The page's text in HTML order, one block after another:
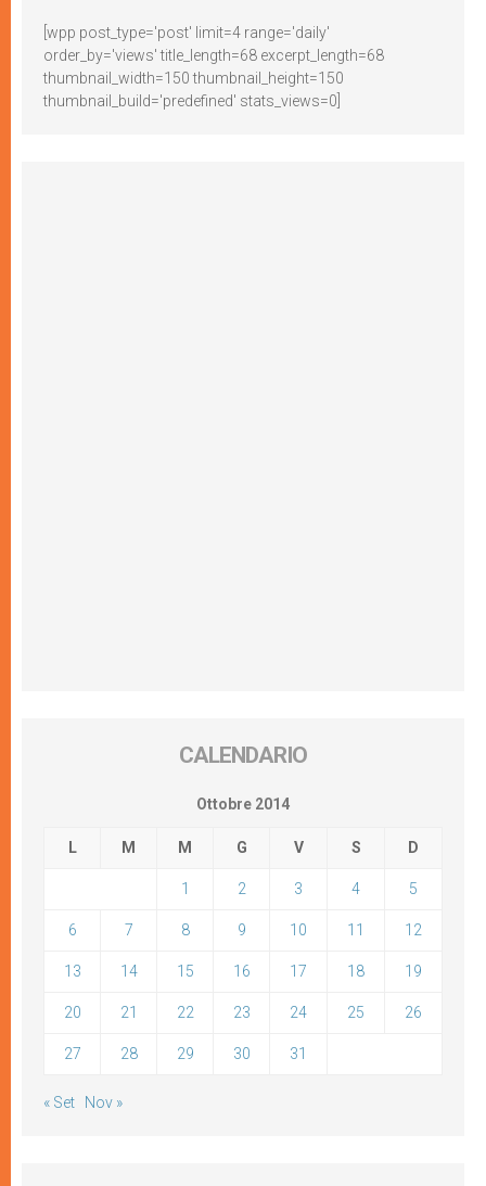
[wpp post_type='post' limit=4 range='daily'
order_by='views' title_length=68 excerpt_length=68
thumbnail_width=150 thumbnail_height=150
thumbnail_build='predefined' stats_views=0]
CALENDARIO
Ottobre 2014
L M M G V S D
1 2 3 4 5
6 7 8 9 10 11 12
13 14 15 16 17 18 19
20 21 22 23 24 25 26
27 28 29 30 31
« Set Nov »